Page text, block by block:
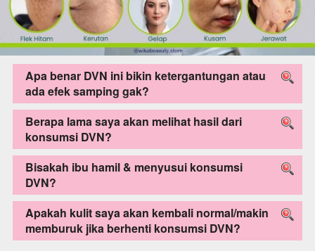
Apa benar DVN ini bikin ketergantungan atau
ada efek samping gak?
Berapa lama saya akan melihat hasil dari
konsumsi DVN?
Bisakah ibu hamil & menyusui konsumsi
DVN?
Apakah kulit saya akan kembali normal/makin
memburuk jika berhenti konsumsi DVN?